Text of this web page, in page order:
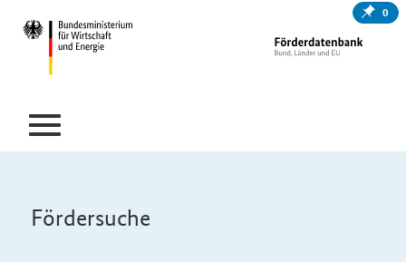
0
Fördersuche